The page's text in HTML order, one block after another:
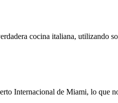
cocina italiana, utilizando
Internacional de Miami, lo que